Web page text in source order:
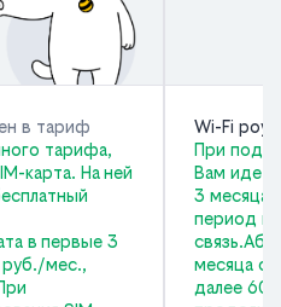
в тариф
тарифа,
карта. На ней
в первые 3
мес.,
Wi-Fi
При
Вам идет
3 месяца
период
месяца
далее